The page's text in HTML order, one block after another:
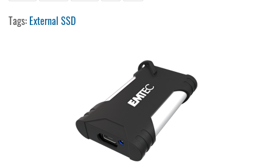
Tags: External SSD